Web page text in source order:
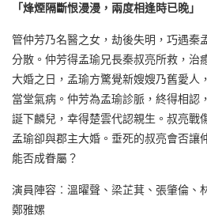
「烽煙隔斷恨漫漫，兩度相逢時已晚」
管仲芳乃名醫之女，劫後失明，巧遇秦
分散。仲芳得孟瑜兄長秦叔亮所救，治
大婚之日，孟瑜方驚覺新嫂嫂乃舊愛人
當堂氣病。仲芳為孟瑜診脈，終得相認
誕下麟兒，幸得楚雲代認親生。叔亮戰
孟瑜卻與郡主大婚。垂死的叔亮會否讓
能否成眷屬？
演員陣容︰溫曜聲、梁芷萁、張肇倫、
鄭雅嫘